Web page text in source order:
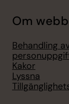
Om
Behandling
Kakor
Lyssna